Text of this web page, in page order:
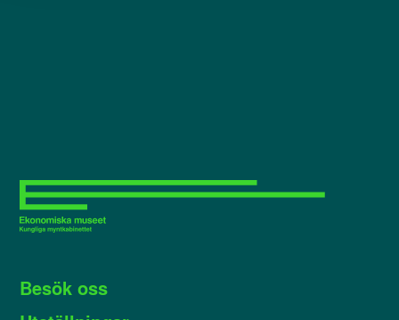
Besök oss